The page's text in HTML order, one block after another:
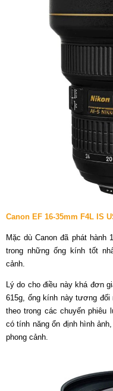
Canon EF 16-35mm F4L IS
Mặc dù Canon đã phát hành
trong những ống kính tốt
cảnh.
Lý do cho điều này khá đơn
615g, ống kính này tương đối
theo trong các chuyến phiêu
có tính năng ổn định hình
phong cảnh.